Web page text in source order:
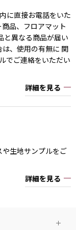
に直接お電話をいた
品、フロアマット
と異なる商品が届い
、使用の有無に 関
でご連絡をいただい
詳細を見る
生地サンプルをご
詳細を見る